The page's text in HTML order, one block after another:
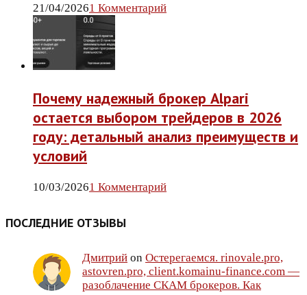
21/04/20261 Комментарий
Почему надежный брокер Alpari
остается выбором трейдеров в 2026
году: детальный анализ преимуществ и
условий
10/03/20261 Комментарий
ПОСЛЕДНИЕ ОТЗЫВЫ
Дмитрий on Остерегаемся. rinovale.pro,
astovren.pro, client.komainu-finance.com —
разоблачение СКАМ брокеров. Как